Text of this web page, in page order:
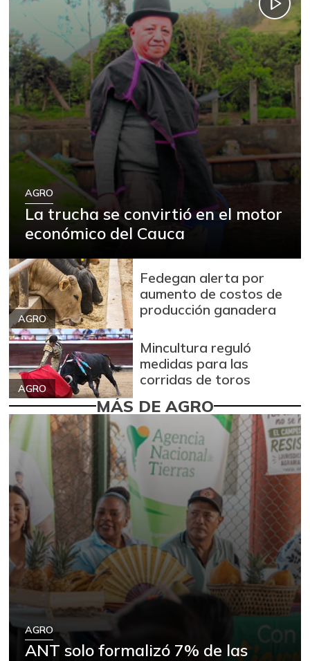
AGRO
La trucha se convirtió en el motor
económico del Cauca
AGRO
Fedegan alerta por
aumento de costos de
producción ganadera
AGRO
Mincultura reguló
medidas para las
corridas de toros
MÁS DE AGRO
AGRO
ANT solo formalizó 7% de las